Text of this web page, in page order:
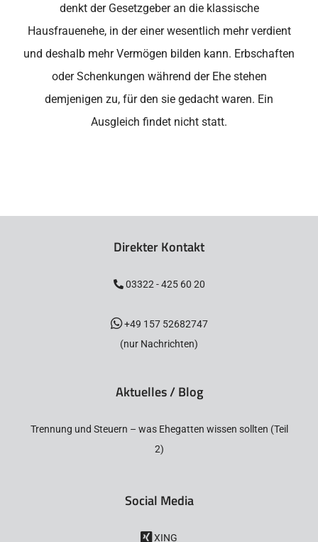
denkt der Gesetzgeber an die klassische
Hausfrauenehe, in der einer wesentlich mehr verdient
und deshalb mehr Vermögen bilden kann. Erbschaften
oder Schenkungen während der Ehe stehen
demjenigen zu, für den sie gedacht waren. Ein
Ausgleich findet nicht statt.
Direkter Kontakt
03322 - 425 60 20
+49 157 52682747
(nur Nachrichten)
Aktuelles / Blog
Trennung und Steuern – was Ehegatten wissen sollten (Teil
2)
Social Media
XING